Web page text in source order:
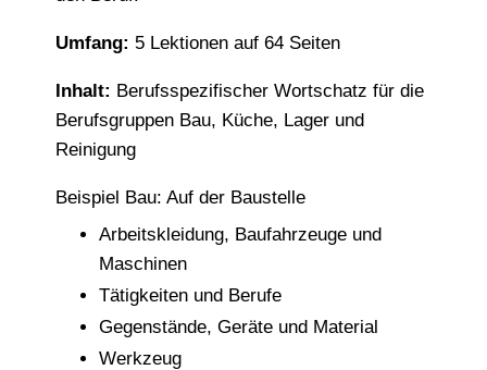
Umfang: 5 Lektionen auf 64 Seiten
Inhalt: Berufsspezifischer Wortschatz für die
Berufsgruppen Bau, Küche, Lager und
Reinigung
Beispiel Bau: Auf der Baustelle
Arbeitskleidung, Baufahrzeuge und
Maschinen
Tätigkeiten und Berufe
Gegenstände, Geräte und Material
Werkzeug